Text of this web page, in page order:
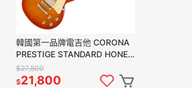
韓國第一品牌電吉他 CORONA
PRESTIGE STANDARD HONEY
BURST LP22 HNB
$27,800
$21,800